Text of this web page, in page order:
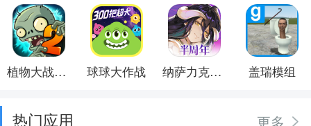
植物大战僵尸2 球球大作战 纳萨力克之王 盖瑞模组
热门应用 更多